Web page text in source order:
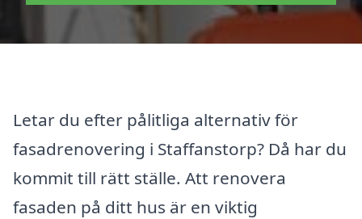
Letar du efter pålitliga alternativ för
fasadrenovering i Staffanstorp? Då har du
kommit till rätt ställe. Att renovera
fasaden på ditt hus är en viktig